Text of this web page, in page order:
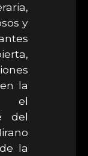
y
la
el
del
la